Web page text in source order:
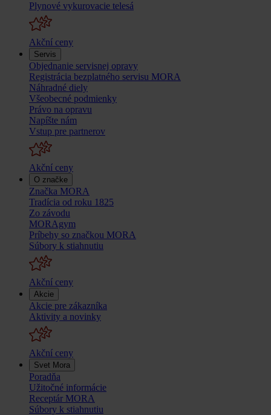
Plynové vykurovacie telesá
Akční ceny
Servis
Objednanie servisnej opravy
Registrácia bezplatného servisu MORA
Náhradné diely
Všeobecné podmienky
Právo na opravu
Napíšte nám
Vstup pre partnerov
Akční ceny
O značke
Značka MORA
Tradícia od roku 1825
Zo závodu
MORAgym
Príbehy so značkou MORA
Súbory k stiahnutiu
Akční ceny
Akcie
Akcie pre zákazníka
Aktivity a novinky
Akční ceny
Svet Mora
Poradňa
Užitočné informácie
Receptár MORA
Súbory k stiahnutiu